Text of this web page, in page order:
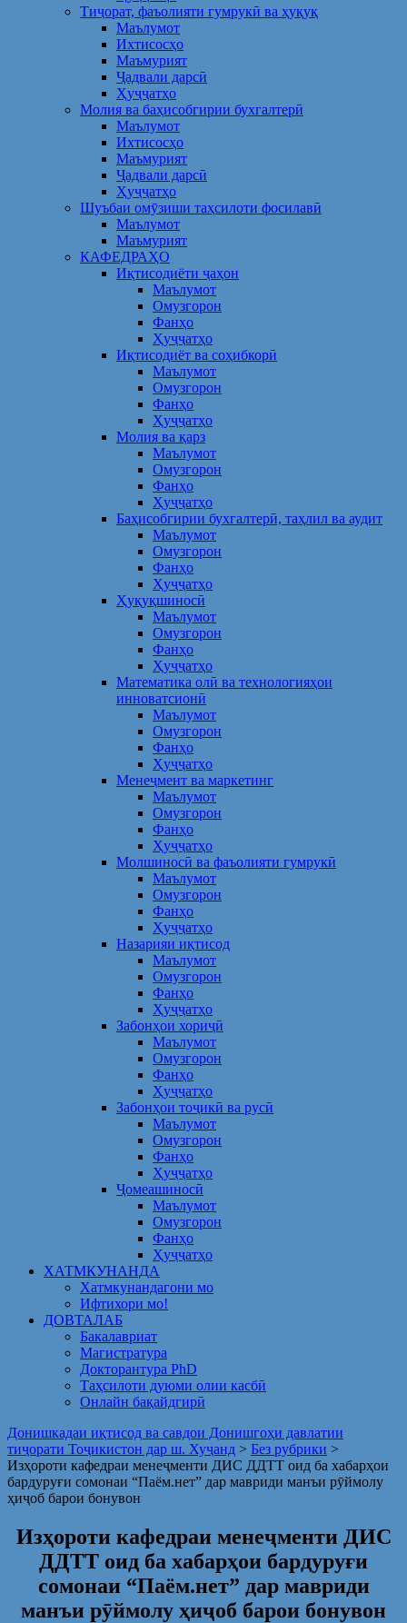
Тиҷорат, фаъолияти гумрукӣ ва ҳуқуқ
Маълумот
Ихтисосҳо
Маъмурият
Ҷадвали дарсӣ
Ҳуҷҷатҳо
Молия ва баҳисобгирии бухгалтерӣ
Маълумот
Ихтисосҳо
Маъмурият
Ҷадвали дарсӣ
Ҳуҷҷатҳо
Шуъбаи омӯзиши таҳсилоти фосилавӣ
Маълумот
Маъмурият
КАФЕДРАҲО
Иқтисодиёти ҷаҳон
Маълумот
Омузгорон
Фанҳо
Ҳуҷҷатҳо
Иқтисодиёт ва соҳибкорӣ
Маълумот
Омузгорон
Фанҳо
Ҳуҷҷатҳо
Молия ва қарз
Маълумот
Омузгорон
Фанҳо
Ҳуҷҷатҳо
Баҳисобгирии бухгалтерӣ, таҳлил ва аудит
Маълумот
Омузгорон
Фанҳо
Ҳуҷҷатҳо
Ҳуқуқшиносӣ
Маълумот
Омузгорон
Фанҳо
Ҳуҷҷатҳо
Математика олӣ ва технологияҳои
инноватсионӣ
Маълумот
Омузгорон
Фанҳо
Ҳуҷҷатҳо
Менеҷмент ва маркетинг
Маълумот
Омузгорон
Фанҳо
Ҳуҷҷатҳо
Молшиносӣ ва фаъолияти гумрукӣ
Маълумот
Омузгорон
Фанҳо
Ҳуҷҷатҳо
Назарияи иқтисод
Маълумот
Омузгорон
Фанҳо
Ҳуҷҷатҳо
Забонҳои хориҷӣ
Маълумот
Омузгорон
Фанҳо
Ҳуҷҷатҳо
Забонҳои тоҷикӣ ва русӣ
Маълумот
Омузгорон
Фанҳо
Ҳуҷҷатҳо
Ҷомеашиносӣ
Маълумот
Омузгорон
Фанҳо
Ҳуҷҷатҳо
ХАТМКУНАНДА
Хатмкунандагони мо
Ифтихори мо!
ДОВТАЛАБ
Бакалавриат
Магистратура
Докторантура PhD
Таҳсилоти дуюми олии касбӣ
Онлайн бақайдгирӣ
Донишкадаи иқтисод ва савдои Донишгоҳи давлатии
тиҷорати Тоҷикистон дар ш. Хуҷанд > Без рубрики >
Изҳороти кафедраи менеҷменти ДИС ДДТТ оид ба хабарҳои
бардуруғи сомонаи “Паём.нет” дар мавриди манъи рӯймолу
ҳиҷоб барои бонувон
Изҳороти кафедраи менеҷменти ДИС
ДДТТ оид ба хабарҳои бардуруғи
сомонаи “Паём.нет” дар мавриди
манъи рӯймолу ҳиҷоб барои бонувон